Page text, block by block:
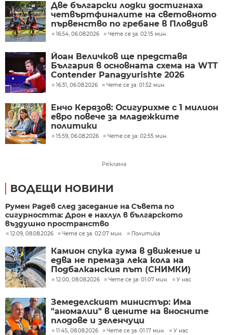
Две български лодки достигнаха
четвъртфиналите на световното
първенство по гребане в Пловдив
16:54, 06.08.2026 Чете се за: 02:15 мин.
Йоан Величков ще представя
България в основната схема на WTT
Contender Panagyurishte 2026
16:31, 06.08.2026 Чете се за: 01:52 мин.
Енчо Керязов: Осигурихме с 1 милион
евро повече за младежките
политики
15:59, 06.08.2026 Чете се за: 02:55 мин.
Реклама
ВОДЕЩИ НОВИНИ
Румен Радев след заседание на Съвета по
сигурността: Дрон е нахлул в българското
въздушно пространство
12:09, 08.08.2026 Чете се за: 02:07 мин. Политика
Камион спука гума в движение и
едва не премаза лека кола на
Подбалканския път (СНИМКИ)
12:00, 08.08.2026 Чете се за: 01:07 мин. У нас
Земеделският министър: Има
"аномалии" в цените на вносните
плодове и зеленчуци
11:45, 08.08.2026 Чете се за: 01:17 мин. У нас